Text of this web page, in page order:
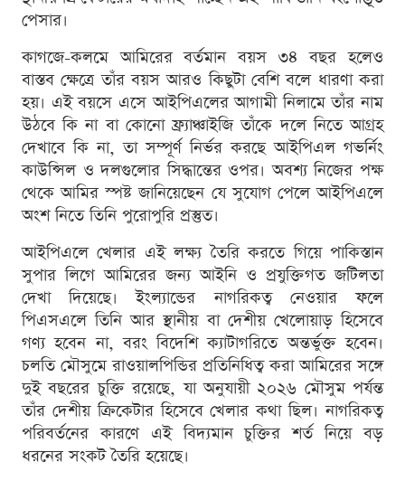
পেসার।
কাগজে-কলমে আমিরের বর্তমান বয়স ৩৪ বছর হলেও
বাস্তব ক্ষেত্রে তাঁর বয়স আরও কিছুটা বেশি বলে ধারণা করা
হয়। এই বয়সে এসে আইপিএলের আগামী নিলামে তাঁর নাম
উঠবে কি না বা কোনো ফ্র্যাঞ্চাইজি তাঁকে দলে নিতে আগ্রহ
দেখাবে কি না, তা সম্পূর্ণ নির্ভর করছে আইপিএল গভর্নিং
কাউন্সিল ও দলগুলোর সিদ্ধান্তের ওপর। অবশ্য নিজের পক্ষ
থেকে আমির স্পষ্ট জানিয়েছেন যে সুযোগ পেলে আইপিএলে
অংশ নিতে তিনি পুরোপুরি প্রস্তুত।
আইপিএলে খেলার এই লক্ষ্য তৈরি করতে গিয়ে পাকিস্তান
সুপার লিগে আমিরের জন্য আইনি ও প্রযুক্তিগত জটিলতা
দেখা দিয়েছে। ইংল্যান্ডের নাগরিকত্ব নেওয়ার ফলে
পিএসএলে তিনি আর স্থানীয় বা দেশীয় খেলোয়াড় হিসেবে
গণ্য হবেন না, বরং বিদেশি ক্যাটাগরিতে অন্তর্ভুক্ত হবেন।
চলতি মৌসুমে রাওয়ালপিন্ডির প্রতিনিধিত্ব করা আমিরের সঙ্গে
দুই বছরের চুক্তি রয়েছে, যা অনুযায়ী ২০২৬ মৌসুম পর্যন্ত
তাঁর দেশীয় ক্রিকেটার হিসেবে খেলার কথা ছিল। নাগরিকত্ব
পরিবর্তনের কারণে এই বিদ্যমান চুক্তির শর্ত নিয়ে বড়
ধরনের সংকট তৈরি হয়েছে।